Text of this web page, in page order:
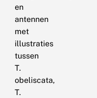
en
antennen
met
illustraties
tussen
T.
obeliscata,
T.